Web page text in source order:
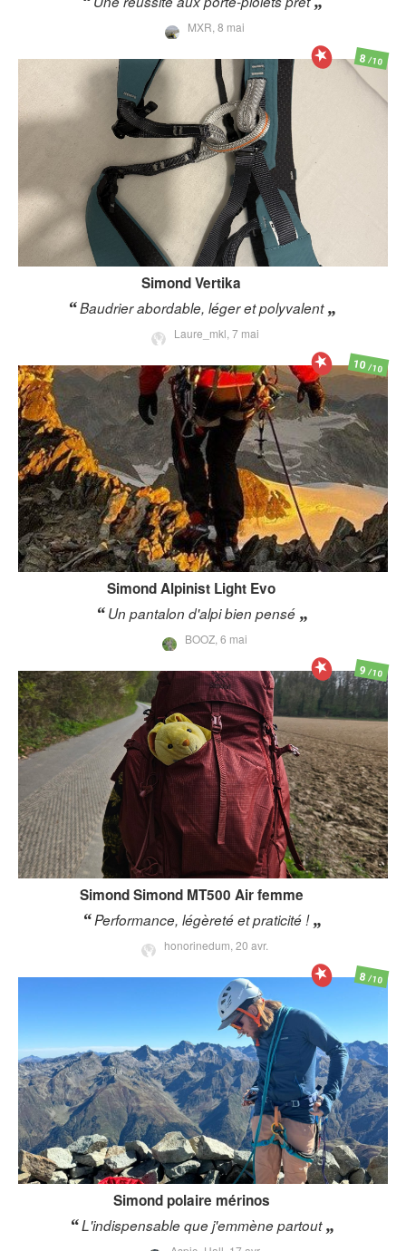
MXR, 8 mai
SimondVertika
Baudrier abordable, léger et polyvalent
Laure_mkl, 7 mai
8/10
SimondAlpinist Light Evo
Un pantalon d'alpi bien pensé
BOOZ, 6 mai
10/10
Simond Simond MT500 Air femme
Performance, légèreté et praticité !
honorinedum, 20 avr.
9/10
Simond polaire mérinos
L'indispensable que j'emmène partout
8/10